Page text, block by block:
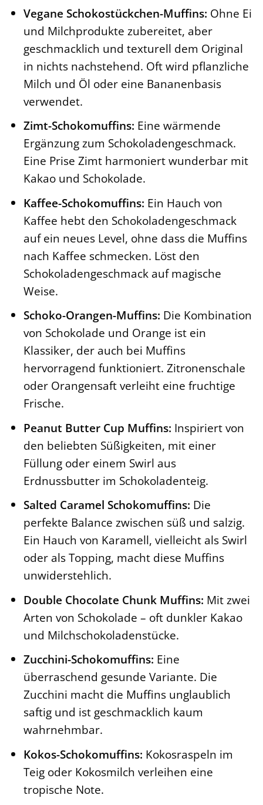
Vegane Schokostückchen-Muffins: Ohne Ei
und Milchprodukte zubereitet, aber
geschmacklich und texturell dem Original
in nichts nachstehend. Oft wird pflanzliche
Milch und Öl oder eine Bananenbasis
verwendet.
Zimt-Schokomuffins: Eine wärmende
Ergänzung zum Schokoladengeschmack.
Eine Prise Zimt harmoniert wunderbar mit
Kakao und Schokolade.
Kaffee-Schokomuffins: Ein Hauch von
Kaffee hebt den Schokoladengeschmack
auf ein neues Level, ohne dass die Muffins
nach Kaffee schmecken. Löst den
Schokoladengeschmack auf magische
Weise.
Schoko-Orangen-Muffins: Die Kombination
von Schokolade und Orange ist ein
Klassiker, der auch bei Muffins
hervorragend funktioniert. Zitronenschale
oder Orangensaft verleiht eine fruchtige
Frische.
Peanut Butter Cup Muffins: Inspiriert von
den beliebten Süßigkeiten, mit einer
Füllung oder einem Swirl aus
Erdnussbutter im Schokoladenteig.
Salted Caramel Schokomuffins: Die
perfekte Balance zwischen süß und salzig.
Ein Hauch von Karamell, vielleicht als Swirl
oder als Topping, macht diese Muffins
unwiderstehlich.
Double Chocolate Chunk Muffins: Mit zwei
Arten von Schokolade – oft dunkler Kakao
und Milchschokoladenstücke.
Zucchini-Schokomuffins: Eine
überraschend gesunde Variante. Die
Zucchini macht die Muffins unglaublich
saftig und ist geschmacklich kaum
wahrnehmbar.
Kokos-Schokomuffins: Kokosraspeln im
Teig oder Kokosmilch verleihen eine
tropische Note.